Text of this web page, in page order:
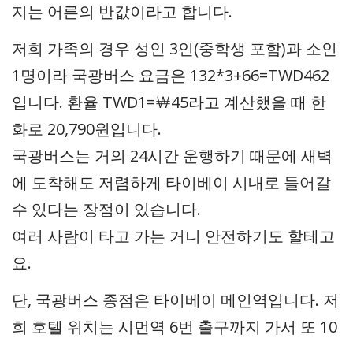
지는 어른의 반값이라고 합니다.
저희 가족의 경우 성인 3인(중학생 포함)과 소인
1명이라 국광버스 요금은 132*3+66=TWD462
입니다. 환율 TWD1=￦45라고 계산했을 때 한
화로 20,790원입니다.
국광버스는 거의 24시간 운행하기 때문에 새벽
에 도착해도 저렴하게 타이베이 시내로 들어갈
수 있다는 장점이 있습니다.
여러 사람이 타고 가는 거니 안전하기도 할테고
요.
단, 국광버스 종점은 타이베이 메인역입니다. 저
희 호텔 위치는 시먼역 6번 출구까지 가서 또 10